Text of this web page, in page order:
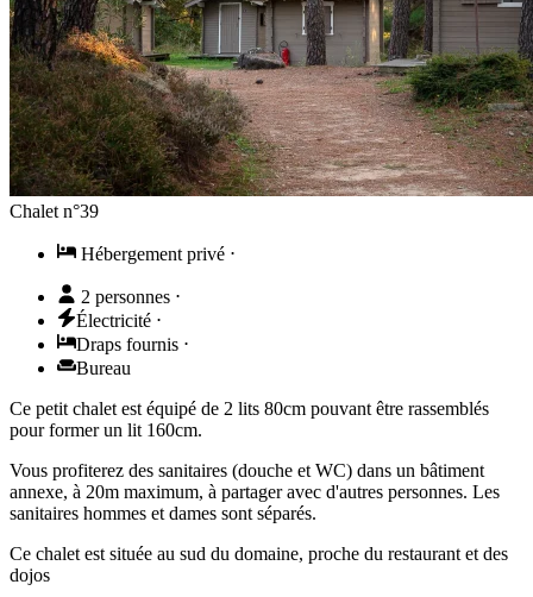
Chalet n°39
Hébergement privé ⋅
2 personnes ⋅
Électricité ⋅
Draps fournis ⋅
Bureau
Ce petit chalet est équipé de 2 lits 80cm pouvant être rassemblés
pour former un lit 160cm.
Vous profiterez des sanitaires (douche et WC) dans un bâtiment
annexe, à 20m maximum, à partager avec d'autres personnes. Les
sanitaires hommes et dames sont séparés.
Ce chalet est située au sud du domaine, proche du restaurant et des
dojos